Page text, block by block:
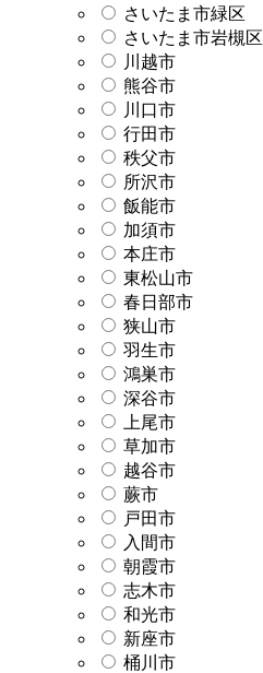
さいたま市緑区
さいたま市岩槻区
川越市
熊谷市
川口市
行田市
秩父市
所沢市
飯能市
加須市
本庄市
東松山市
春日部市
狭山市
羽生市
鴻巣市
深谷市
上尾市
草加市
越谷市
蕨市
戸田市
入間市
朝霞市
志木市
和光市
新座市
桶川市